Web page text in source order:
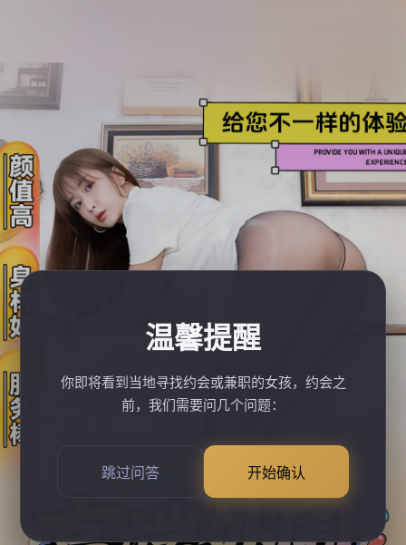
温馨提醒
你即将看到当地寻找约会或兼职的女孩，约会之
前，我们需要问几个问题：
跳过问答 开始确认